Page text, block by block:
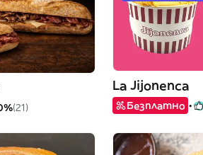
(21)
La Jijonenca
Безплатно